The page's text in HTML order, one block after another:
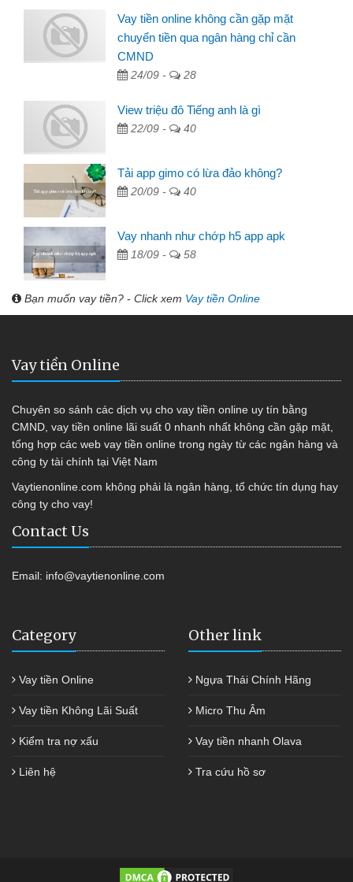
Vay tiền online không cần gặp mặt
chuyển tiền qua ngân hàng chỉ cần
CMND
24/09 - 28
View triệu đô Tiếng anh là gì
22/09 - 40
Tải app gimo có lừa đảo không?
20/09 - 40
Vay nhanh như chớp h5 app apk
18/09 - 58
Bạn muốn vay tiền? - Click xem Vay tiền Online
Vay tiền Online
Chuyên so sánh các dịch vụ cho vay tiền online uy tín bằng
CMND, vay tiền online lãi suất 0 nhanh nhất không cần gặp mặt,
tổng hợp các web vay tiền online trong ngày từ các ngân hàng và
công ty tài chính tại Việt Nam
Vaytienonline.com không phải là ngân hàng, tổ chức tín dụng hay
công ty cho vay!
Contact Us
Email: info@vaytienonline.com
Category
Vay tiền Online
Vay tiền Không Lãi Suất
Kiểm tra nợ xấu
Liên hệ
Other link
Ngựa Thái Chính Hãng
Micro Thu Âm
Vay tiền nhanh Olava
Tra cứu hồ sơ